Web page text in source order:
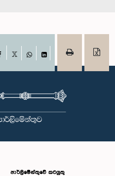
Facebook
WhatsAppLinkedIn
පාර්ලිමේන්තුවේ කටයුතු